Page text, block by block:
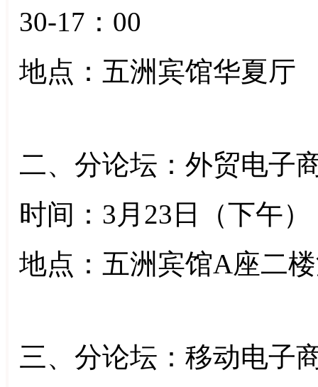
30-17：00
地点：五洲宾馆华夏厅
二、分论坛：外贸电子
时间：3月23日（下午
地点：五洲宾馆A座二
三、分论坛：移动电子